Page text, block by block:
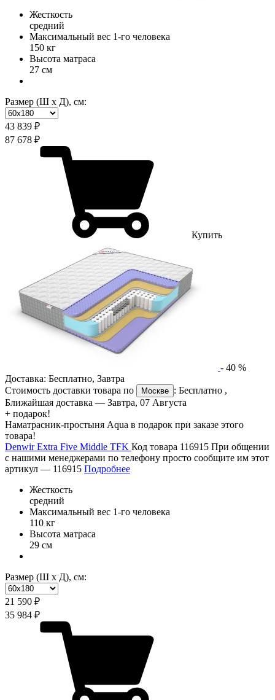
Жесткость
средний
Максимальный вес 1-го человека
150 кг
Высота матраса
27 см
Размер (Ш х Д), см:
43 839 ₽
87 678 ₽
Купить
- 40 %
Доставка: Бесплатно, Завтра
Стоимость доставки товара по
Москве : Бесплатно ,
Ближайшая доставка — Завтра, 07 Августа
+ подарок!
Наматрасник-простыня Aqua в подарок при заказе этого
товара!
Denwir Extra Five Middle TFK Код товара 116915 При общении
с нашими менеджерами по телефону просто сообщите им этот
артикул — 116915 Подробнее
Жесткость
средний
Максимальный вес 1-го человека
110 кг
Высота матраса
29 см
Размер (Ш х Д), см:
21 590 ₽
35 984 ₽